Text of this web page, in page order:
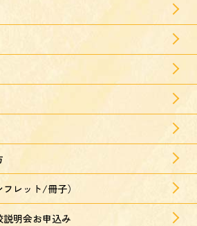
レット/冊子）
明会お申込み